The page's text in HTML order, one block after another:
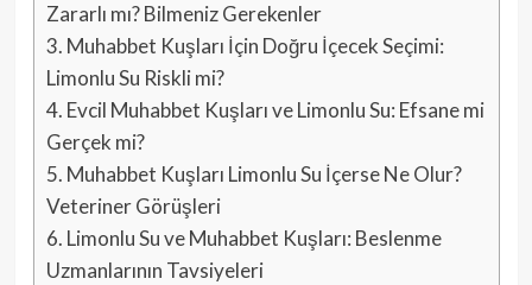
Zararlı mı? Bilmeniz Gerekenler
3. Muhabbet Kuşları İçin Doğru İçecek Seçimi:
Limonlu Su Riskli mi?
4. Evcil Muhabbet Kuşları ve Limonlu Su: Efsane mi
Gerçek mi?
5. Muhabbet Kuşları Limonlu Su İçerse Ne Olur?
Veteriner Görüşleri
6. Limonlu Su ve Muhabbet Kuşları: Beslenme
Uzmanlarının Tavsiyeleri